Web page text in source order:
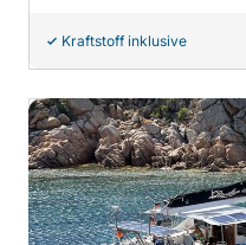
Kraftstoff inklusive